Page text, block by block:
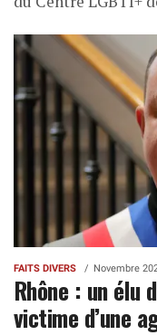
FAITS DIVERS Novembre
Rhône : un élu
victime d’une